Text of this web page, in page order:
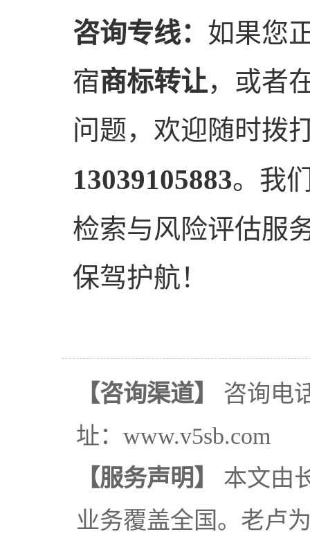
咨询专线： 如果您
宿商标转让，或者
问题，欢迎随时拨
13039105883。我
检索与风险评估服
保驾护航！
【咨询渠道】
咨询电
址：www.v5sb.com
【服务声明】
本文由
业务覆盖全国。老卢